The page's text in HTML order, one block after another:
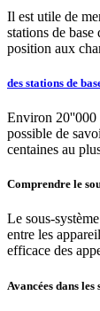
Il est utile de
stations de
position aux
des stations de
Environ 20''000
possible de
centaines au
Comprendre le
Le sous-
entre les
efficace des
Avancées dans